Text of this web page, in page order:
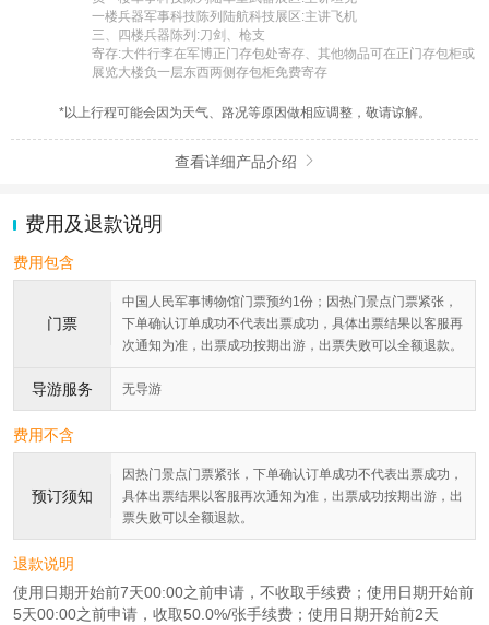
一楼兵器军事科技陈列陆航科技展区:主讲飞机
三、四楼兵器陈列:刀剑、枪支
寄存:大件行李在军博正门存包处寄存、其他物品可在正门存包柜或
展览大楼负一层东西两侧存包柜免费寄存
*以上行程可能会因为天气、路况等原因做相应调整，敬请谅解。
查看详细产品介绍 
费用及退款说明
费用包含
门票
中国人民军事博物馆门票预约1份；因热门景点门票紧张，
下单确认订单成功不代表出票成功，具体出票结果以客服再
次通知为准，出票成功按期出游，出票失败可以全额退款。
导游服务 无导游
费用不含
预订须知
因热门景点门票紧张，下单确认订单成功不代表出票成功，
具体出票结果以客服再次通知为准，出票成功按期出游，出
票失败可以全额退款。
退款说明
使用日期开始前7天00:00之前申请，不收取手续费；使用日期开始前
5天00:00之前申请，收取50.0%/张手续费；使用日期开始前2天